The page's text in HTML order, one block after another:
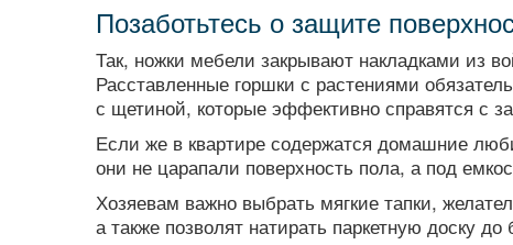
Позаботьтесь о защите
Так, ножки мебели закрывают накладками из
Расставленные горшки с растениями
с щетиной, которые эффективно справятся с
Если же в квартире содержатся домашние
они не царапали поверхность пола, а под
Хозяевам важно выбрать мягкие тапки,
а также позволят натирать паркетную доску до